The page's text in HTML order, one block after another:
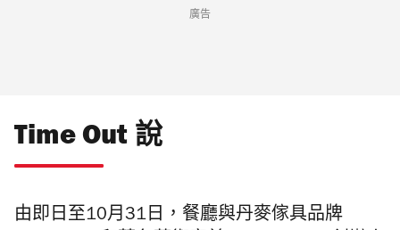
廣告
Time Out 說
由即日至10月31日，餐廳與丹麥傢具品牌